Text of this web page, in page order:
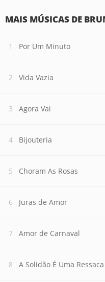
MAIS MÚSICAS DE
Por Um Minuto
Vida Vazia
Agora Vai
Bijouteria
Choram As Rosas
Juras de Amor
Amor de Carnaval
A Solidão É Uma Ressaca